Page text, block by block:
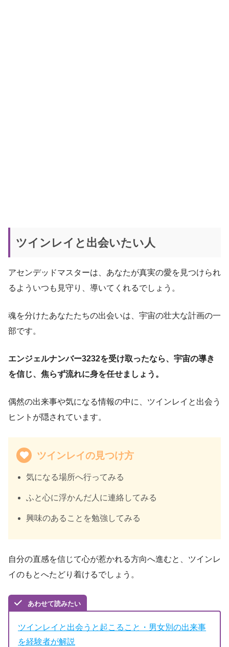
ツインレイと出会いたい人
アセンデッドマスターは、あなたが真実の愛を見つけられ
るよういつも見守り、導いてくれるでしょう。
魂を分けたあなたたちの出会いは、宇宙の壮大な計画の一
部です。
エンジェルナンバー3232を受け取ったなら、宇宙の導き
を信じ、焦らず流れに身を任せましょう。
偶然の出来事や気になる情報の中に、ツインレイと出会う
ヒントが隠されています。
ツインレイの見つけ方
気になる場所へ行ってみる
ふと心に浮かんだ人に連絡してみる
興味のあることを勉強してみる
自分の直感を信じて心が惹かれる方向へ進むと、ツインレ
イのもとへたどり着けるでしょう。
あわせて読みたい
ツインレイと出会うと起こること・男女別の出来事
を経験者が解説